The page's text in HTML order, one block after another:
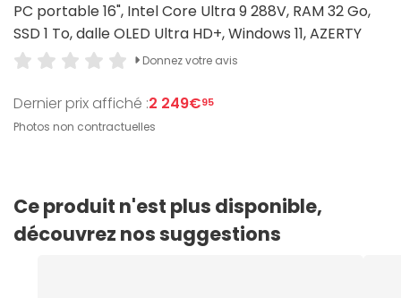
PC portable 16", Intel Core Ultra 9 288V, RAM 32 Go,
SSD 1 To, dalle OLED Ultra HD+, Windows 11, AZERTY
Donnez votre avis
Dernier prix affiché :2 249€95
Photos non contractuelles
Ce produit n'est plus disponible,
découvrez nos suggestions